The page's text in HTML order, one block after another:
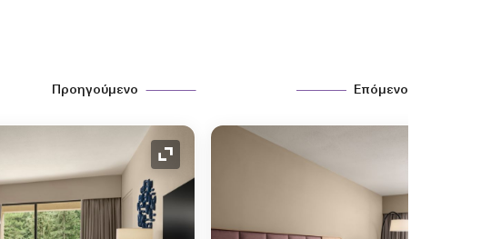
Προηγούμενο Επόμενο
Ανάπτυξη εικονιδίου